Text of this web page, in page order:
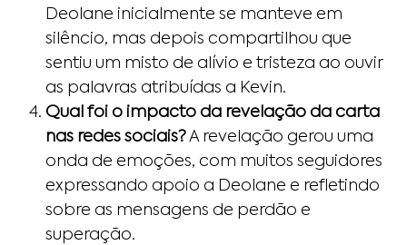
Deolane inicialmente se manteve em
silêncio, mas depois compartilhou que
sentiu um misto de alívio e tristeza ao ouvir
as palavras atribuídas a Kevin.
Qual foi o impacto da revelação da carta
nas redes sociais?A revelação gerou uma
onda de emoções, com muitos seguidores
expressando apoio a Deolane e refletindo
sobre as mensagens de perdão e
superação.